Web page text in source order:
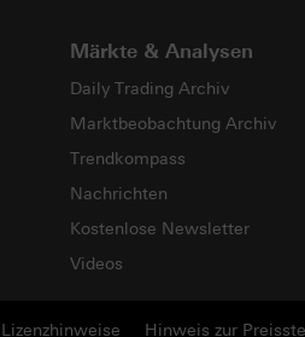
Märkte & Analysen
Daily Trading Archiv
Marktbeobachtung Archiv
Trendkompass
Nachrichten
Kostenlose Newsletter
Videos
Lizenzhinweise Hinweis zur